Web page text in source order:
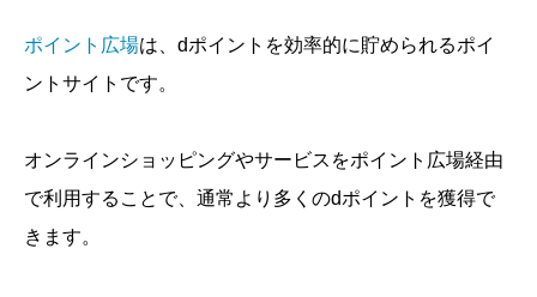
ポイント広場は、dポイントを効率的に貯められるポイ
ントサイトです。
オンラインショッピングやサービスをポイント広場経由
で利用することで、通常より多くのdポイントを獲得で
きます。